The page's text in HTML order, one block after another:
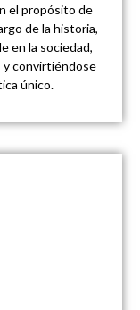
el propósito de
de la historia,
en la sociedad,
y convirtiéndose
único.